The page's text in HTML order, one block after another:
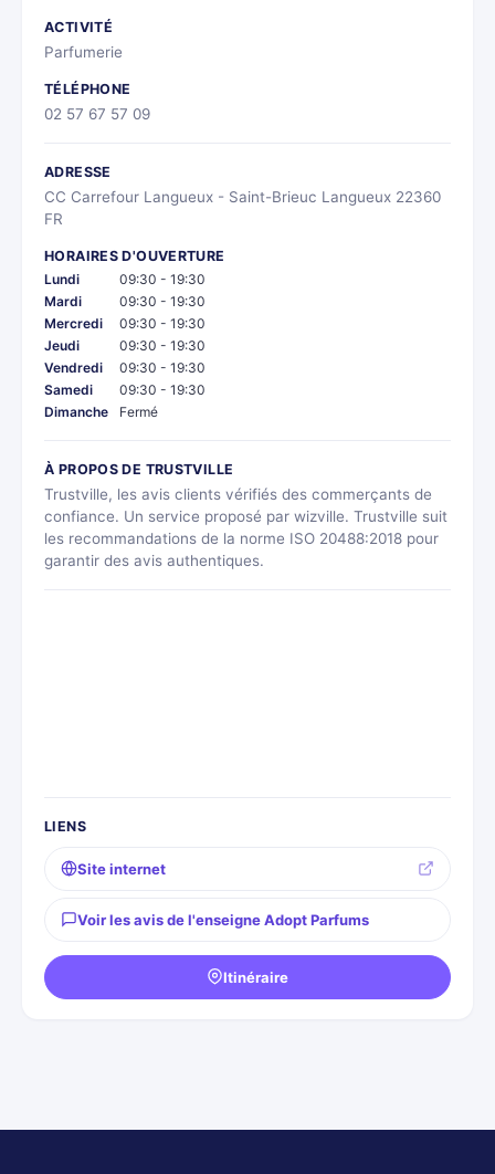
ACTIVITÉ
Parfumerie
TÉLÉPHONE
02 57 67 57 09
ADRESSE
CC Carrefour Langueux - Saint-Brieuc Langueux 22360
FR
HORAIRES D'OUVERTURE
Lundi
09:30 - 19:30
Mardi
09:30 - 19:30
Mercredi
09:30 - 19:30
Jeudi
09:30 - 19:30
Vendredi
09:30 - 19:30
Samedi
09:30 - 19:30
Dimanche
Fermé
À PROPOS DE TRUSTVILLE
Trustville, les avis clients vérifiés des commerçants de
confiance. Un service proposé par wizville. Trustville suit
les recommandations de la norme ISO 20488:2018 pour
garantir des avis authentiques.
LIENS
Site internet
Voir les avis de l'enseigne Adopt Parfums
Itinéraire